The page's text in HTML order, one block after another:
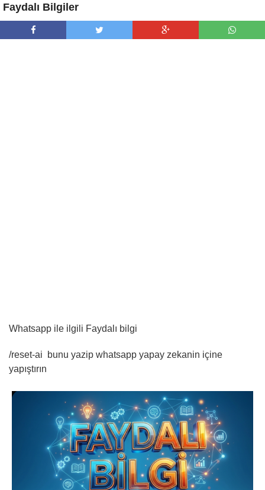
Faydalı Bilgiler
Whatsapp ile ilgili Faydalı bilgi
/reset-ai bunu yazip whatsapp yapay zekanin içine
yapıştırın